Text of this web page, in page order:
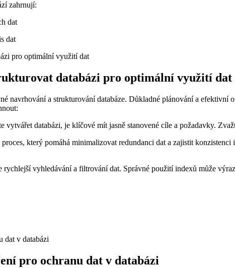
zahrnují:
dat
dat
databázi pro optimální využití dat
navrhování a strukturování databáze. Důkladné plánování a
vytvářet databázi, je klíčové mít jasně stanovené cíle a požadavky.
který pomáhá minimalizovat redundanci dat a zajistit
rychlejší vyhledávání a filtrování dat. Správné použití indexů může
pro ochranu dat v databázi